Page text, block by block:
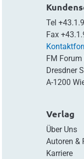
Tel
Fax
FM
Dresdner
A-1200
Verlag
Über Uns
Autoren &
Karriere